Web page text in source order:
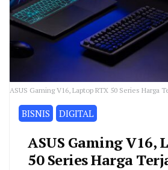
ASUS Gaming V16, Laptop RTX 50 Series Harga
BISNIS DIGITAL
ASUS Gaming V16,
50 Series Harga